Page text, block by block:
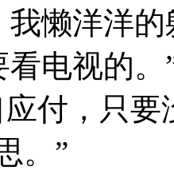
懒洋洋
电视的。
应付，只
。”